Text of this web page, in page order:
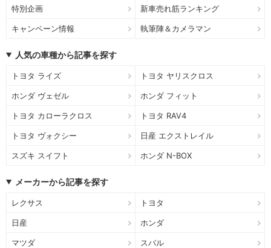
特別企画 新車売れ筋ランキング
キャンペーン情報 執筆陣＆カメラマン
人気の車種から記事を探す
トヨタ ライズ トヨタ ヤリスクロス
ホンダ ヴェゼル ホンダ フィット
トヨタ カローラクロス トヨタ RAV4
トヨタ ヴォクシー 日産 エクストレイル
スズキ スイフト ホンダ N-BOX
メーカーから記事を探す
レクサス トヨタ
日産 ホンダ
マツダ スバル